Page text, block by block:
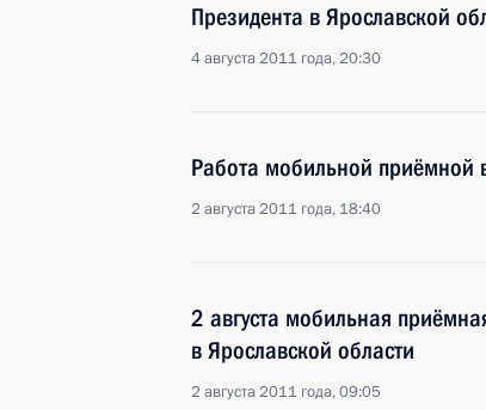
Президента в Ярославской
4 августа 2011 года, 20:30
Работа мобильной приёмной
2 августа 2011 года, 18:40
2 августа мобильная
в Ярославской области
2 августа 2011 года, 09:05